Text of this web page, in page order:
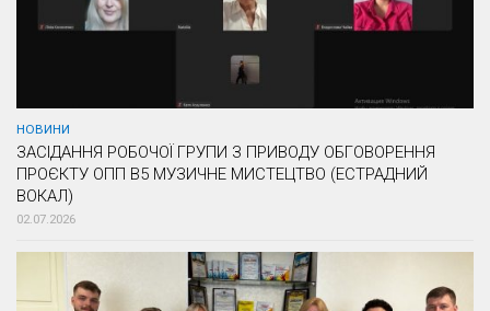
НОВИНИ
ЗАСІДАННЯ РОБОЧОЇ ГРУПИ З ПРИВОДУ ОБГОВОРЕННЯ
ПРОЄКТУ ОПП В5 МУЗИЧНЕ МИСТЕЦТВО (ЕСТРАДНИЙ
ВОКАЛ)
02.07.2026